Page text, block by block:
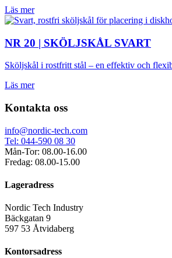
Läs mer
NR 20 | SKÖLJSKÅL SVART
Sköljskål i rostfritt stål – en effektiv och
Läs mer
Kontakta oss
info@nordic-tech.com
Tel: 044-590 08 30
Mån-Tor: 08.00-16.00
Fredag: 08.00-15.00
Lageradress
Nordic Tech Industry
Bäckgatan 9
597 53 Åtvidaberg
Kontorsadress